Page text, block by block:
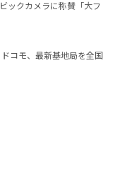
ックカメラに称賛「大フ
コモ、最新基地局を全国